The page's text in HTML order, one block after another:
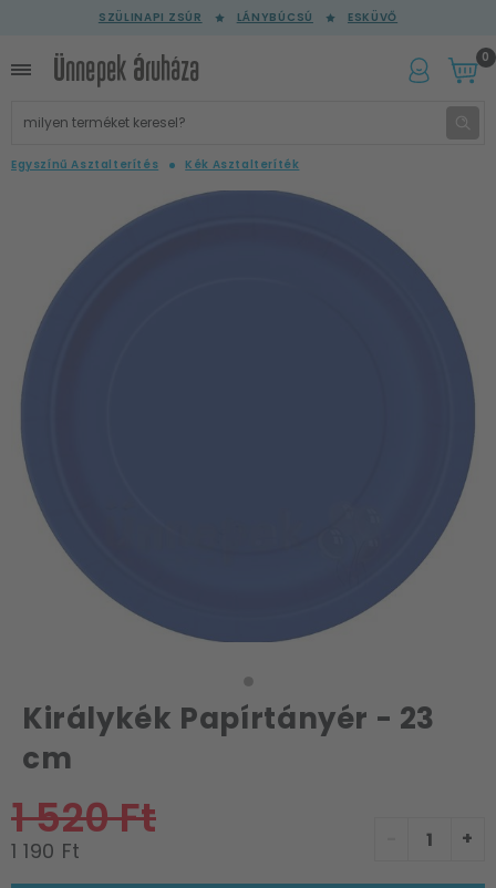
SZÜLINAPI ZSÚR LÁNYBÚCSÚ ESKÜVŐ
0
Egyszínű Asztalterítés Kék Asztalteríték
Királykék Papírtányér - 23
cm
1 520 Ft
1 190 Ft +